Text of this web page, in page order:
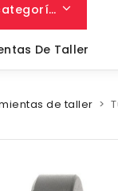
De Taller
de taller